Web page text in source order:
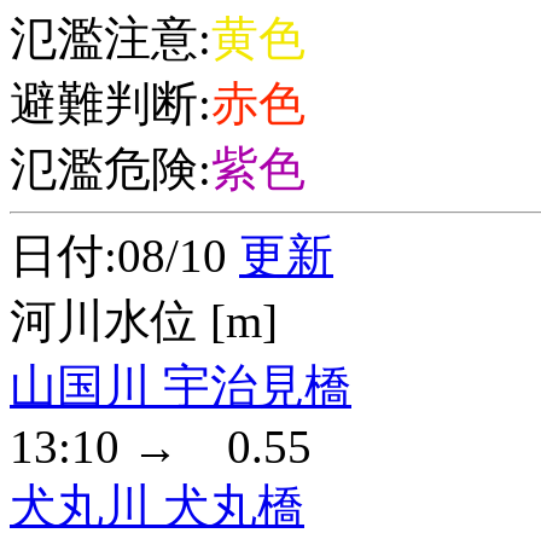
氾濫注意:黄色
避難判断:赤色
氾濫危険:紫色
日付:08/10 更新
河川水位 [m]
山国川 宇治見橋
13:10 → 0.55
犬丸川 犬丸橋